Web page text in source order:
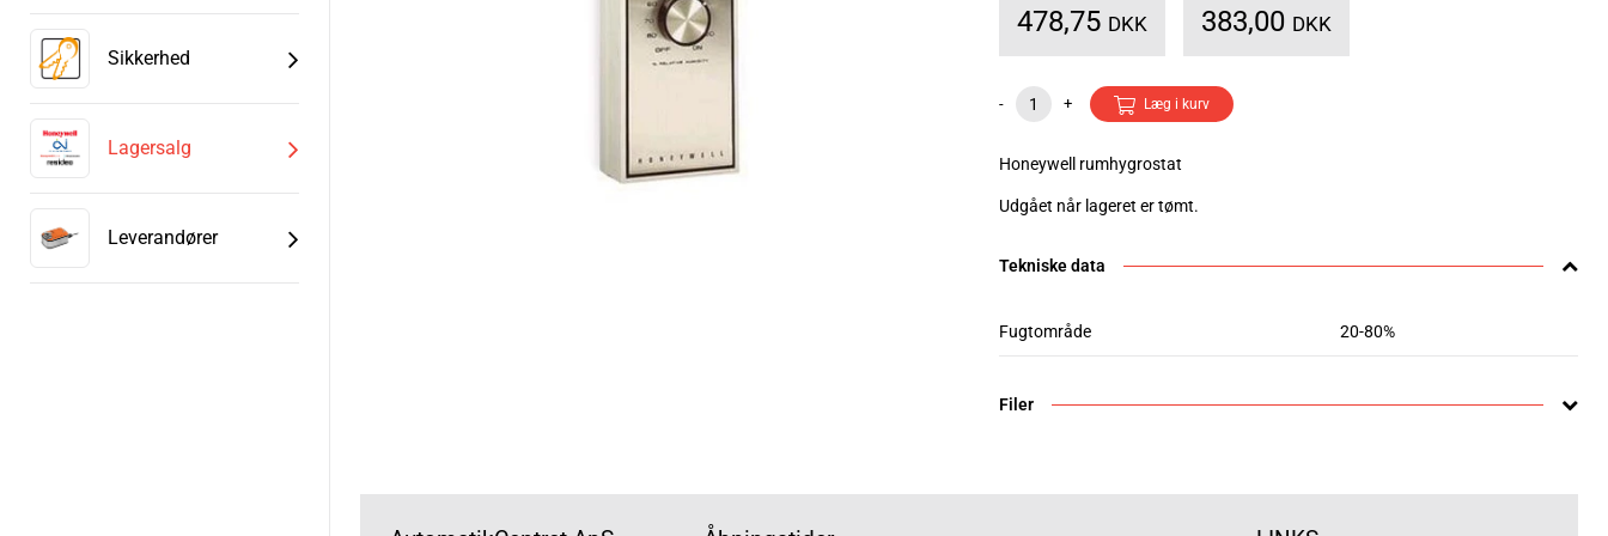
Sikkerhed
Lagersalg
Leverandører
478,75 DKK 383,00 DKK
- + Læg i kurv
Honeywell rumhygrostat
Udgået når lageret er tømt.
Tekniske data
Fugtområde 20-80%
Filer